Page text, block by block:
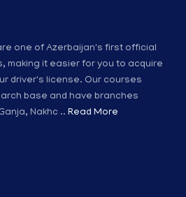
one of Azerbaijan's first official
making it easier for you to acquire
driver's license. Our courses
base and have branches
Nakhc .. Read More